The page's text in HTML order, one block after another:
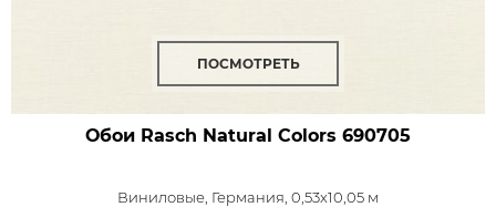
ПОСМОТРЕТЬ
Обои Rasch Natural Colors 690705
Виниловые, Германия, 0,53x10,05 м